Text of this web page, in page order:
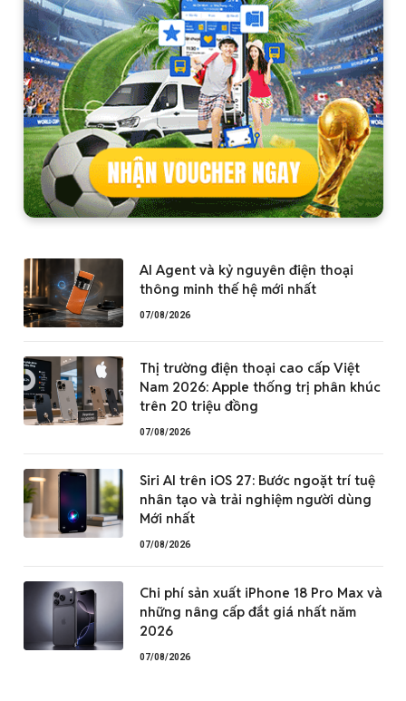
AI Agent và kỷ nguyên điện thoại
thông minh thế hệ mới nhất
07/08/2026
Thị trường điện thoại cao cấp Việt
Nam 2026: Apple thống trị phân khúc
trên 20 triệu đồng
07/08/2026
Siri AI trên iOS 27: Bước ngoặt trí tuệ
nhân tạo và trải nghiệm người dùng
Mới nhất
07/08/2026
Chi phí sản xuất iPhone 18 Pro Max và
những nâng cấp đắt giá nhất năm
2026
07/08/2026